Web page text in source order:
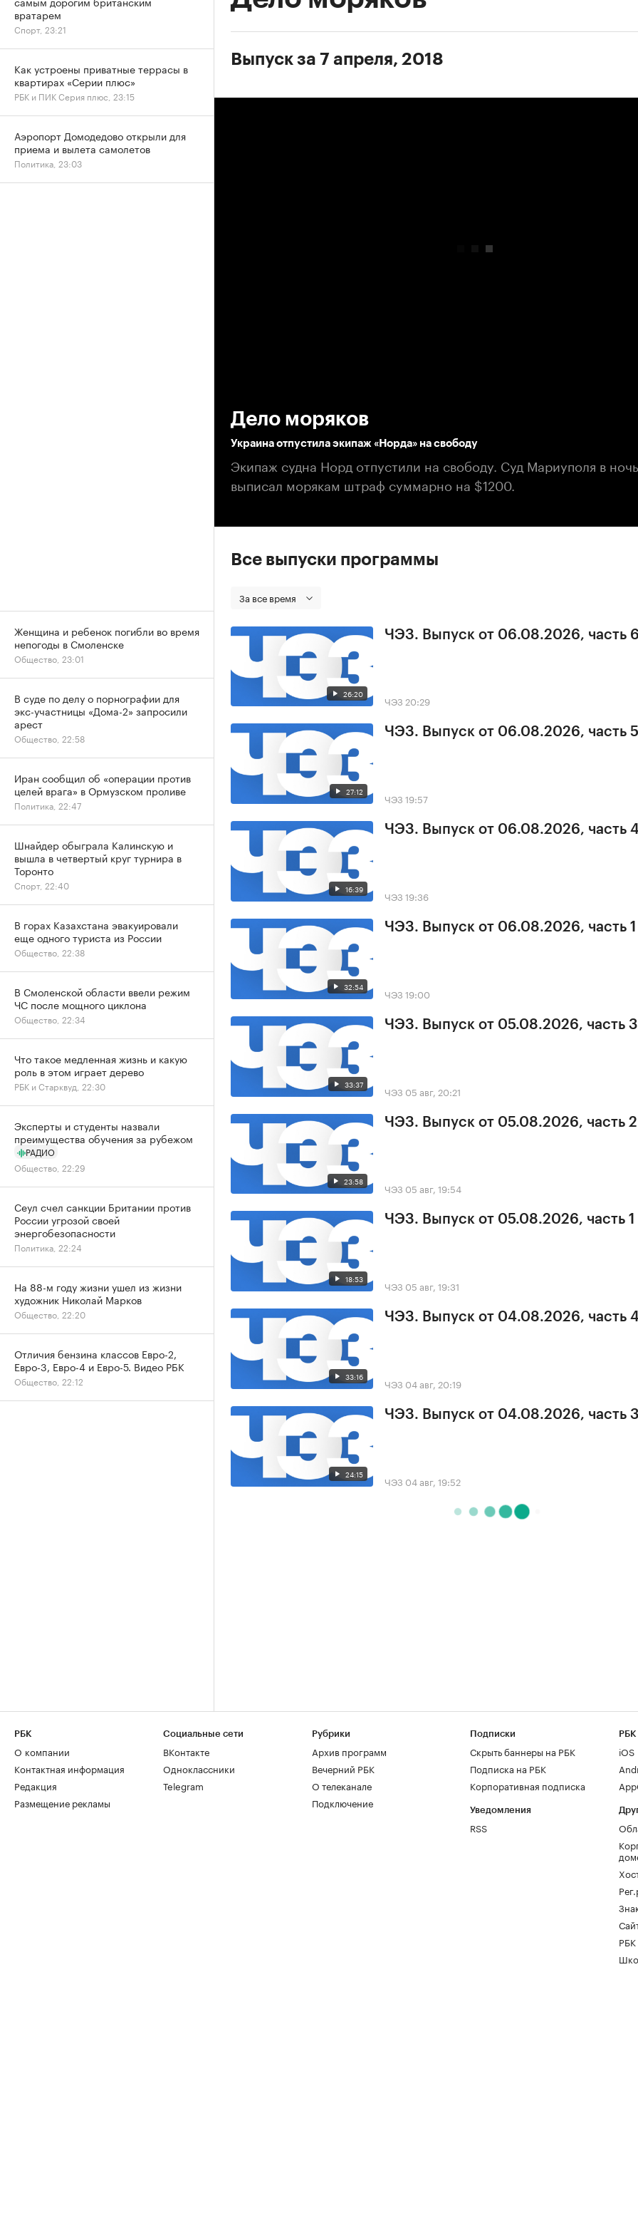
Выпуск за 7 апреля, 2018
Дело моряков
Украина отпустила экипаж «Норда» на свободу
Экипаж судна Норд отпустили на свободу. Суд Мариуполя в
выписал морякам штраф суммарно на $1200.
Все выпуски программы
За все время
26:20
ЧЭЗ. Выпуск от 06.08.2026, часть
ЧЭЗ 20:29
27:12
ЧЭЗ. Выпуск от 06.08.2026, часть 5
ЧЭЗ 19:57
16:39
ЧЭЗ. Выпуск от 06.08.2026, часть
ЧЭЗ 19:36
32:54
ЧЭЗ. Выпуск от 06.08.2026, часть 1
ЧЭЗ 19:00
33:37
ЧЭЗ. Выпуск от 05.08.2026, часть 3
ЧЭЗ 05 авг, 20:21
23:58
ЧЭЗ. Выпуск от 05.08.2026, часть 2
ЧЭЗ 05 авг, 19:54
18:53
ЧЭЗ. Выпуск от 05.08.2026, часть 1
ЧЭЗ 05 авг, 19:31
33:16
ЧЭЗ. Выпуск от 04.08.2026, часть
ЧЭЗ 04 авг, 20:19
24:15
ЧЭЗ. Выпуск от 04.08.2026, часть
ЧЭЗ 04 авг, 19:52
вратарем
Спорт, 23:21
Как устроены приватные террасы в
квартирах «Серии плюс»
РБК и ПИК Серия плюс, 23:15
Аэропорт Домодедово открыли для
приема и вылета самолетов
Политика, 23:03
Женщина и ребенок погибли во время
непогоды в Смоленске
Общество, 23:01
В суде по делу о порнографии для
экс-участницы «Дома-2» запросили
арест
Общество, 22:58
Иран сообщил об «операции против
целей врага» в Ормузском проливе
Политика, 22:47
Шнайдер обыграла Калинскую и
вышла в четвертый круг турнира в
Торонто
Спорт, 22:40
В горах Казахстана эвакуировали
еще одного туриста из России
Общество, 22:38
В Смоленской области ввели режим
ЧС после мощного циклона
Общество, 22:34
Что такое медленная жизнь и какую
роль в этом играет дерево
РБК и Старквуд, 22:30
Эксперты и студенты назвали
преимущества обучения за рубежом
РАДИО
Общество, 22:29
Сеул счел санкции Британии против
России угрозой своей
энергобезопасности
Политика, 22:24
На 88-м году жизни ушел из жизни
художник Николай Марков
Общество, 22:20
Отличия бензина классов Евро-2,
Евро-3, Евро-4 и Евро-5. Видео РБК
Общество, 22:12
РБК
О компании
Контактная информация
Редакция
Размещение рекламы
Социальные сети
ВКонтакте
Одноклассники
Telegram
Рубрики
Архив программ
Вечерний РБК
О телеканале
Подключение
Подписки
Скрыть баннеры на РБК
Подписка на РБК
Корпоративная подписка
Уведомления
RSS
РБК
iOS